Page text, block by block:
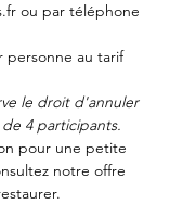
ou par téléphone
personne au tarif
le droit d'annuler
4 participants.
pour une petite
notre offre